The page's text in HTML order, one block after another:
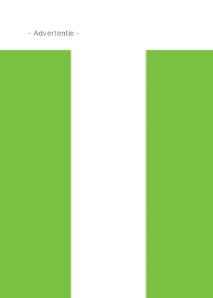
- Advertentie -